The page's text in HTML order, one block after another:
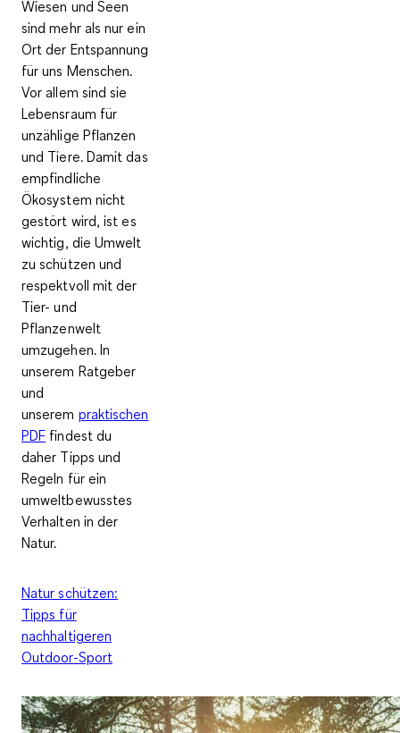
Wiesen und Seen
sind mehr als nur ein
Ort der Entspannung
für uns Menschen.
Vor allem sind sie
Lebensraum für
unzählige Pflanzen
und Tiere. Damit das
empfindliche
Ökosystem nicht
gestört wird, ist es
wichtig, die Umwelt
zu schützen und
respektvoll mit der
Tier- und
Pflanzenwelt
umzugehen. In
unserem Ratgeber
und
unserem praktischen
PDF findest du
daher Tipps und
Regeln für ein
umweltbewusstes
Verhalten in der
Natur.
Natur schützen:
Tipps für
nachhaltigeren
Outdoor-Sport